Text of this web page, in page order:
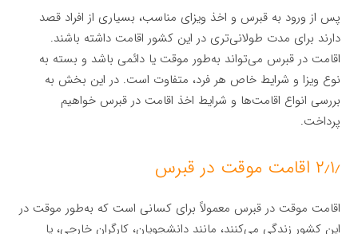
پس از ورود به قبرس و اخذ ویزای مناسب، بسیاری از افراد قصد
دارند برای مدت طولانی‌تری در این کشور اقامت داشته باشند.
اقامت در قبرس می‌تواند به‌طور موقت یا دائمی باشد و بسته به
نوع ویزا و شرایط خاص هر فرد، متفاوت است. در این بخش به
بررسی انواع اقامت‌ها و شرایط اخذ اقامت در قبرس خواهیم
پرداخت.
۲٫۱٫ اقامت موقت در قبرس
اقامت موقت در قبرس معمولاً برای کسانی است که به‌طور موقت در
این کشور زندگی می‌کنند، مانند دانشجویان، کارگران خارجی، یا